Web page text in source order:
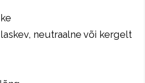
neutraalne või kergelt